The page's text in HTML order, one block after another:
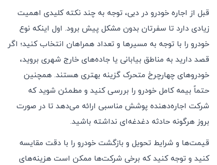
قبل از اجاره خودرو در دبی، توجه به چند نکته کلیدی اهمیت
زیادی دارد تا سفرتان بدون مشکل پیش برود. اول اینکه نوع
خودرو را با توجه به مسیرها و تعداد همراهان انتخاب کنید؛ اگر
قصد دارید به مناطق بیابانی یا جاده‌های خارج شهری بروید،
خودروهای چهارچرخ متحرک گزینه بهتری هستند. همچنین
حتماً بیمه کامل خودرو را بررسی کنید و مطمئن شوید که
شرکت اجاره‌دهنده پوشش مناسبی ارائه می‌دهد تا در صورت
بروز هرگونه حادثه دغدغه‌ای نداشته باشید.
قیمت‌ها و شرایط تحویل و بازگشت خودرو را با دقت مقایسه
کنید و توجه کنید که برخی شرکت‌ها ممکن است هزینه‌های